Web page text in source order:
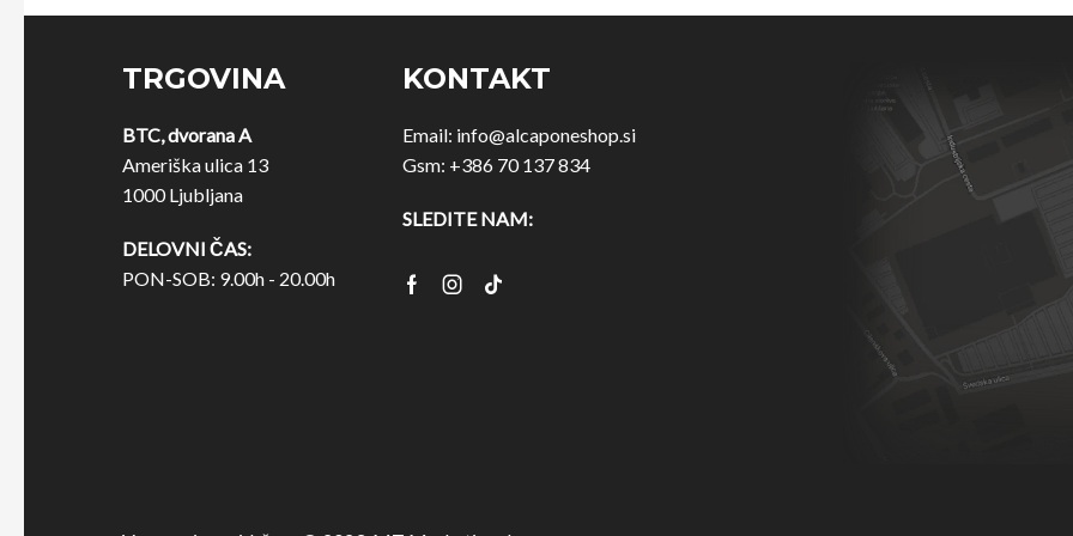
TRGOVINA
BTC, dvorana A
Ameriška ulica 13
1000 Ljubljana
DELOVNI ČAS:
PON-SOB: 9.00h - 20.00h
KONTAKT
Email: info@alcaponeshop.si
Gsm: +386 70 137 834
SLEDITE NAM: